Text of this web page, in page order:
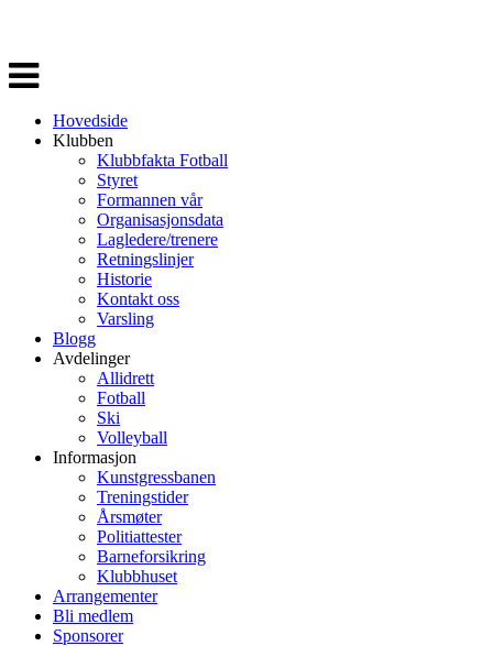
Veksle
navigasjon
Hovedside
Klubben
Klubbfakta Fotball
Styret
Formannen vår
Organisasjonsdata
Lagledere/trenere
Retningslinjer
Historie
Kontakt oss
Varsling
Blogg
Avdelinger
Allidrett
Fotball
Ski
Volleyball
Informasjon
Kunstgressbanen
Treningstider
Årsmøter
Politiattester
Barneforsikring
Klubbhuset
Arrangementer
Bli medlem
Sponsorer